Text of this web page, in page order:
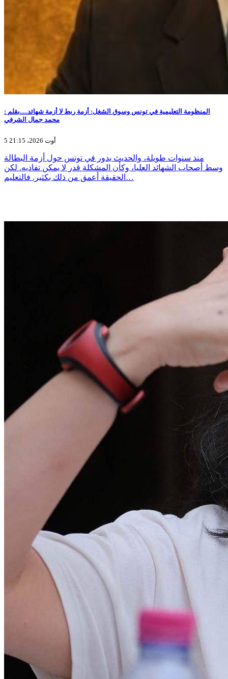
المنظومة التعليمية في تونس وسوق الشغل: أزمة ربط لا أزمة شهائد.....بقلم :
محمد جمال الشرفي
5 أوت 2026، 21:15
منذ سنوات طويلة، والحديث يدور في تونس حول أزمة البطالة
وسط أصحاب الشهائد العليا، وكأن المشكلة قدر لا يمكن تفاديه. لكن
الحقيقة أعمق من ذلك بكثير. فالتعليم…